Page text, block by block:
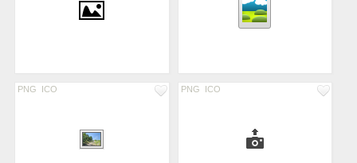
PNG ICO PNG ICO